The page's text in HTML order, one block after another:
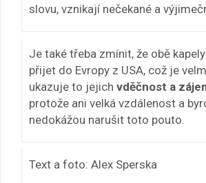
slovu, vznikají nečekané a
Je také třeba zmínit, že obě
přijet do Evropy z USA, což je
ukazuje to jejich vděčnost a
protože ani velká vzdálenost a
nedokážou narušit toto pouto.
Text a foto: Alex Sperska